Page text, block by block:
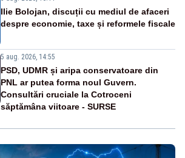
Ilie Bolojan, discuții cu mediul de afaceri
despre economie, taxe și reformele fiscale
5 aug. 2026, 14:55
PSD, UDMR și aripa conservatoare din
PNL ar putea forma noul Guvern.
Consultări cruciale la Cotroceni
săptămâna viitoare - SURSE